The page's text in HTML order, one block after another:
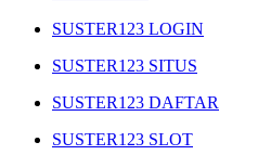
SUSTER123 LOGIN
SUSTER123 SITUS
SUSTER123 DAFTAR
SUSTER123 SLOT